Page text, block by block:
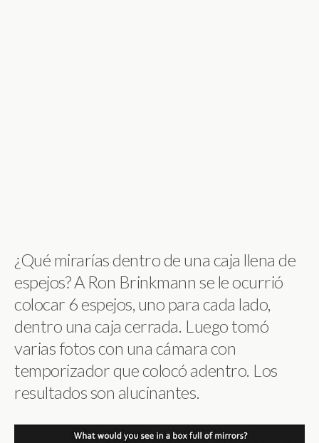
¿Qué mirarías dentro de una caja llena de
espejos? A Ron Brinkmann se le ocurrió
colocar 6 espejos, uno para cada lado,
dentro una caja cerrada. Luego tomó
varias fotos con una cámara con
temporizador que colocó adentro. Los
resultados son alucinantes.